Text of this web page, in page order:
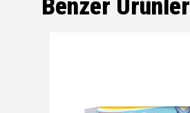
Benzer Ürünler